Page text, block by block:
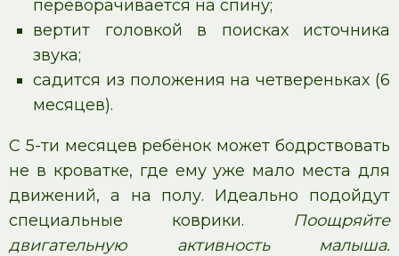
переворачивается на спину;
вертит головкой в поисках источника
звука;
садится из положения на четвереньках (6
месяцев).
С 5-ти месяцев ребёнок может бодрствовать
не в кроватке, где ему уже мало места для
движений, а на полу. Идеально подойдут
специальные коврики. Поощряйте
двигательную активность малыша.